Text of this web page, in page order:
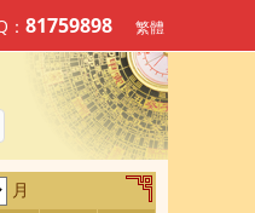
81759898 繁體
月